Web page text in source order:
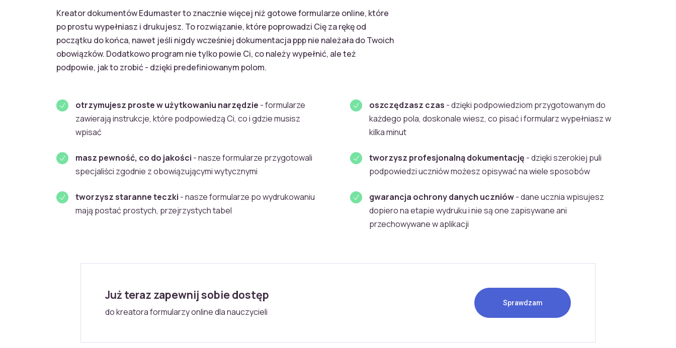
Kreator dokumentów Edumaster to znacznie więcej niż gotowe formularze online, które
po prostu wypełniasz i drukujesz. To rozwiązanie, które poprowadzi Cię za rękę od
początku do końca, nawet jeśli nigdy wcześniej dokumentacja ppp nie należała do Twoich
obowiązków. Dodatkowo program nie tylko powie Ci, co należy wypełnić, ale też
podpowie, jak to zrobić - dzięki predefiniowanym polom.
otrzymujesz proste w użytkowaniu narzędzie - formularze
zawierają instrukcje, które podpowiedzą Ci, co i gdzie musisz
wpisać
oszczędzasz czas - dzięki podpowiedziom przygotowanym do
każdego pola, doskonale wiesz, co pisać i formularz wypełniasz w
kilka minut
masz pewność, co do jakości - nasze formularze przygotowali
specjaliści zgodnie z obowiązującymi wytycznymi
tworzysz profesjonalną dokumentację - dzięki szerokiej puli
podpowiedzi uczniów możesz opisywać na wiele sposobów
tworzysz staranne teczki - nasze formularze po wydrukowaniu
mają postać prostych, przejrzystych tabel
gwarancja ochrony danych uczniów- dane ucznia wpisujesz
dopiero na etapie wydruku i nie są one zapisywane ani
przechowywane w aplikacji
Już teraz zapewnij sobie dostęp
do kreatora formularzy online dla nauczycieli
Sprawdzam